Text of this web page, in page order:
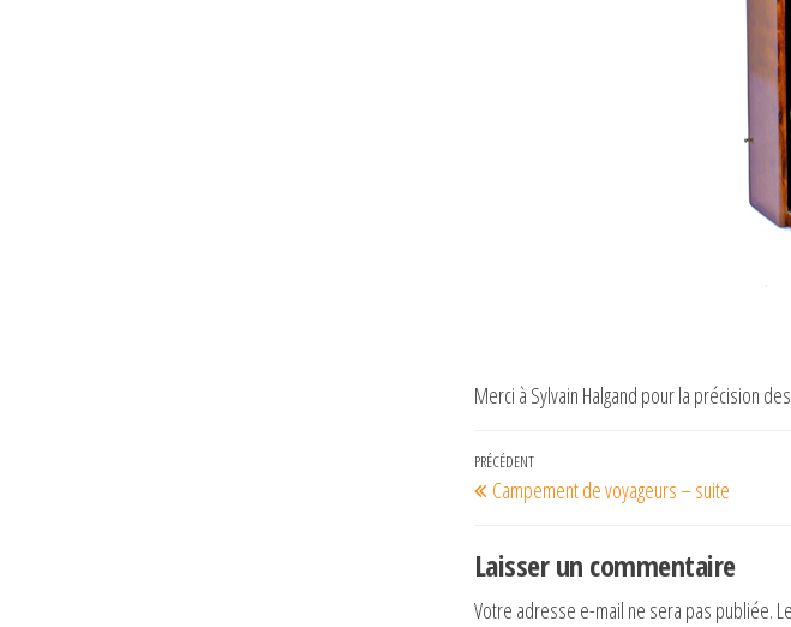
Merci à Sylvain Halgand pour la précision
Navigation
de
l’article
Article
précédent
PRÉCÉDENT
Campement de voyageurs – suite
Laisser un commentaire
Votre adresse e-mail ne sera pas publiée.